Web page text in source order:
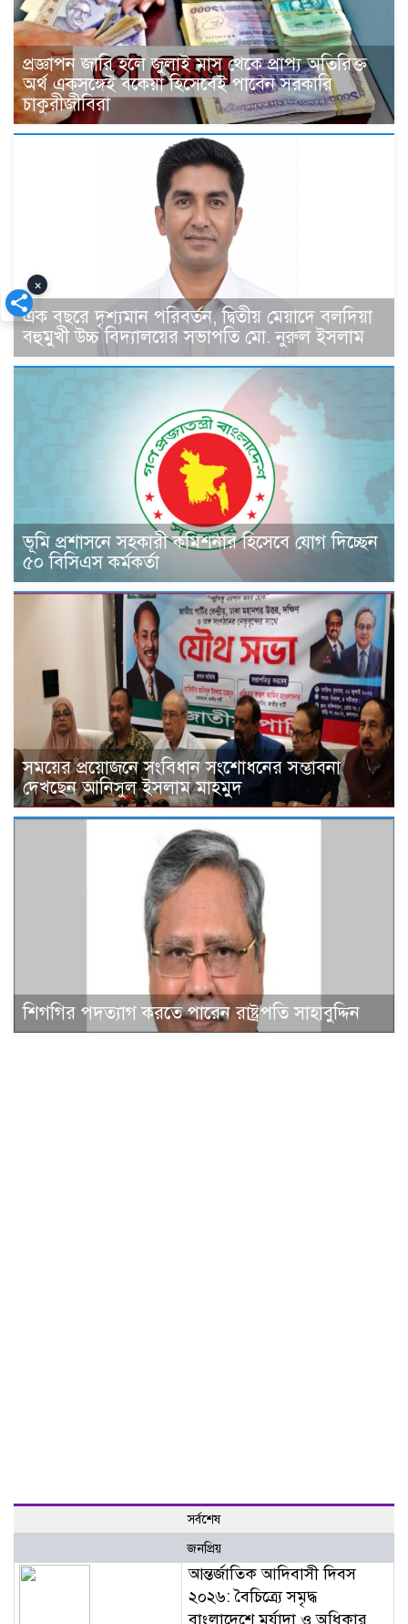
প্রজ্ঞাপন জারি হলে জুলাই মাস থেকে প্রাপ্য অতিরিক্ত
অর্থ একসঙ্গেই বকেয়া হিসেবেই পাবেন সরকারি
চাকুরীজীবিরা
এক বছরে দৃশ্যমান পরিবর্তন, দ্বিতীয় মেয়াদে বলদিয়া
বহুমুখী উচ্চ বিদ্যালয়ের সভাপতি মো. নুরুল ইসলাম
ভূমি প্রশাসনে সহকারী কমিশনার হিসেবে যোগ দিচ্ছেন
৫০ বিসিএস কর্মকর্তা
সময়ের প্রয়োজনে সংবিধান সংশোধনের সম্ভাবনা
দেখছেন আনিসুল ইসলাম মাহমুদ
শিগগির পদত্যাগ করতে পারেন রাষ্ট্রপতি সাহাবুদ্দিন
সর্বশেষ
জনপ্রিয়
আন্তর্জাতিক আদিবাসী দিবস
২০২৬: বৈচিত্র্যে সমৃদ্ধ
বাংলাদেশে মর্যাদা ও অধিকার
×